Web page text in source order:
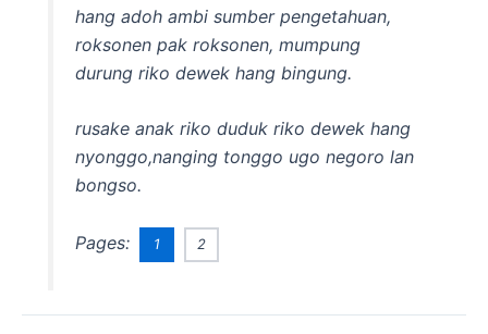
hang adoh ambi sumber pengetahuan,
roksonen pak roksonen, mumpung
durung riko dewek hang bingung.
rusake anak riko duduk riko dewek hang
nyonggo,nanging tonggo ugo negoro lan
bongso.
Pages: 1 2